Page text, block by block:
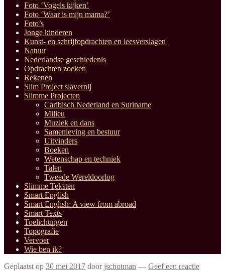
Foto ‘Vogels kijken’
Foto ‘Waar is mijn mama?’
Foto’s
Jonge kinderen
Kunst- en schrijfopdrachten en leesverslagen
Natuur
Nederlandse geschiedenis
Opdrachten zoeken
Rekenen
Slim Project slavernij
Slimme Projecten
Caribisch Nederland en Suriname
Milieu
Muziek en dans
Samenleving en bestuur
Uitvinders
Boeken
Wetenschap en techniek
Talen
Tweede Wereldoorlog
Slimme Teksten
Smart English
Smart English: A view from abroad
Smart Texts
Toelichtingen
Topografie
Vervoer
Wie ben ik?
Geplaatst op 30 mei 2017 door jschotman — Geef een reactie